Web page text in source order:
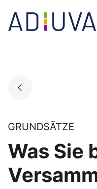
content
Go to landing page.
GRUNDSÄTZE
Was Sie